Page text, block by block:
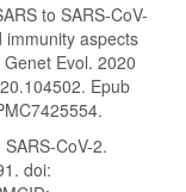
to SARS-CoV-
aspects
Evol. 2020
Epub
CoV-2.
doi: